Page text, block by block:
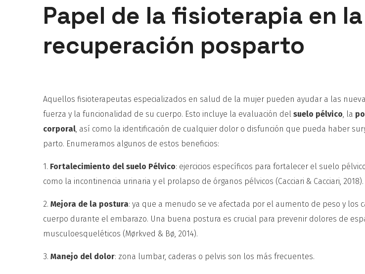
Papel de la fisioterapia en la
recuperación posparto
Aquellos fisioterapeutas especializados en salud de la mujer pueden ayudar a las
fuerza y la funcionalidad de su cuerpo. Esto incluye la evaluación del suelo pélvico, la
corporal, así como la identificación de cualquier dolor o disfunción que pueda haber
parto. Enumeramos algunos de estos beneficios:
1. Fortalecimiento del suelo Pélvico: ejercicios específicos para fortalecer el suelo
como la incontinencia urinaria y el prolapso de órganos pélvicos (Cacciari & Cacciari, 2018).
2. Mejora de la postura: ya que a menudo se ve afectada por el aumento de peso y los
cuerpo durante el embarazo. Una buena postura es crucial para prevenir dolores de
musculoesqueléticos (Mørkved & Bø, 2014).
3. Manejo del dolor: zona lumbar, caderas o pelvis son los más frecuentes.